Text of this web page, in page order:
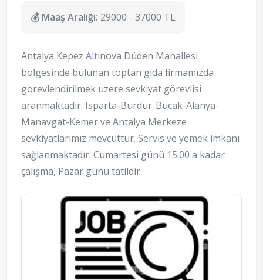
💰 Maaş Aralığı: 29000 - 37000 TL
Antalya Kepez Altınova Düden Mahallesi
bölgesinde bulunan toptan gıda firmamızda
görevlendirilmek üzere sevkiyat görevlisi
aranmaktadır. Isparta-Burdur-Bucak-Alanya-
Manavgat-Kemer ve Antalya Merkeze
sevkiyatlarımız mevcuttur. Servis ve yemek imkanı
sağlanmaktadır. Cumartesi günü 15:00 a kadar
çalışma, Pazar günü tatildir.